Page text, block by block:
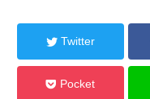
Twitter
Pocket